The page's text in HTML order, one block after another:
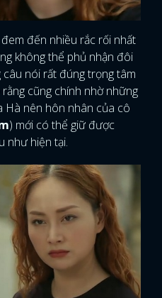
đến nhiều rắc rối nhất
không thể phủ nhận đôi
nói rất đúng trọng tâm
cũng chính nhờ những
Hà nên hôn nhân của cô
) mới có thể giữ được
như hiện tại.